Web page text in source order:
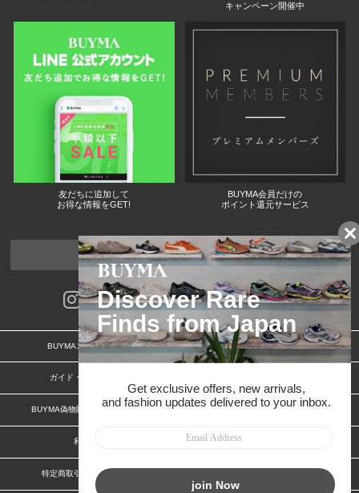
キャンペーン開催中
友だちに追加して
お得な情報をGET!
BUYMA会員だけの
ポイント還元サービス
ページトップへ
BUYMAスタートガイド 安心への取り組み
ガイド・お問い合わせ
BUYMA偽物販売防止の取り組み BUYMA CARD
利用規約
特定商取引法に関する表記